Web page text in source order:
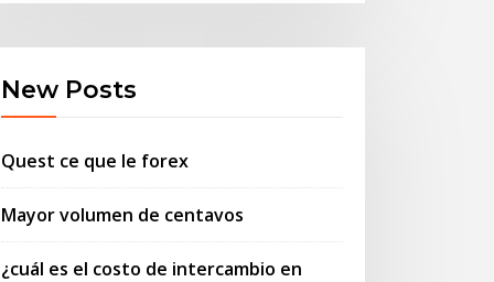
New Posts
Quest ce que le forex
Mayor volumen de centavos
¿cuál es el costo de intercambio en